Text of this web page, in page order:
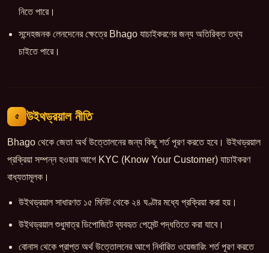
নিতে পারে।
সন্দেহজনক লেনদেনের ক্ষেত্রে Bhago যাচাইকরণের জন্য অতিরিক্ত তথ্য
চাইতে পারে।
৫ উইথড্রয়াল নীতি
Bhago থেকে জেতা অর্থ উত্তোলনের জন্য কিছু শর্ত পূরণ করতে হবে। উইথড্রয়াল
প্রক্রিয়া সম্পন্ন হওয়ার আগে KYC (Know Your Customer) যাচাইকরণ
বাধ্যতামূলক।
উইথড্রয়াল সাধারণত ১৫ মিনিট থেকে ২৪ ঘণ্টার মধ্যে প্রক্রিয়া করা হয়।
উইথড্রয়াল শুধুমাত্র ডিপোজিটে ব্যবহৃত পেমেন্ট পদ্ধতিতে করা যাবে।
বোনাস থেকে প্রাপ্ত অর্থ উত্তোলনের আগে নির্ধারিত ওয়েজারিং শর্ত পূরণ করতে